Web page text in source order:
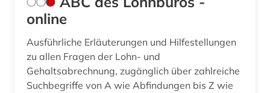
aufsatzsammlung (1)
auschwitz-prozess (2)
ausland (1)
Thueringen (5)
Tuerkei (2)
USA (27)
online
Ausführliche Erläuterungen und Hilfestellungen
zu allen Fragen der Lohn- und
Gehaltsabrechnung, zugänglich über zahlreiche
Suchbegriffe von A wie Abfindungen bis Z wie